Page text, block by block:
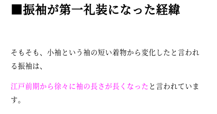
■振袖が第一礼装になった経緯
そもそも、小袖という袖の短い着物から変化したと言われ
る振袖は、
江戸前期から徐々に袖の長さが長くなった と言われていま
す。